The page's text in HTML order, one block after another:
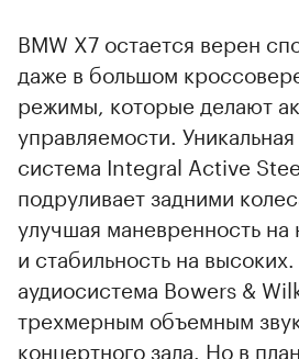
BMW X7 остается верен
даже в большом
режимы, которые делают
управляемости.
система Integral Active
подруливает задними
улучшая маневренность на
и стабильность на
аудиосистема Bowers &
трехмерным объемным
концертного зала. Но в